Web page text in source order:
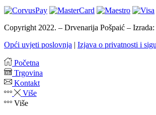
Copyright 2022. – Drvenarija Pošpaić – Izrada:
Opći uvjeti poslovnja | Izjava o privatnosti i
Početna
Trgovina
Kontakt
Više
Više